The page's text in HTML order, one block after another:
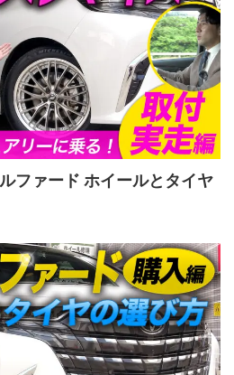
ファード ホイールとタイヤ